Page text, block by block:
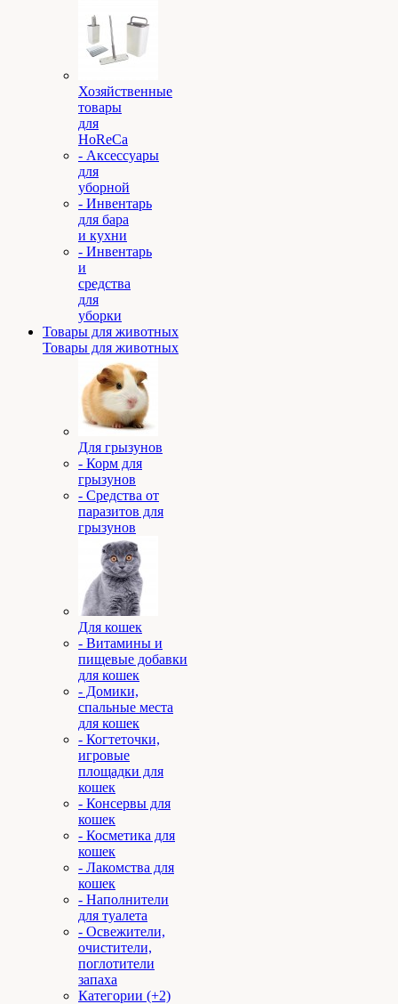
Хозяйственные
товары
для
HoReCa
- Аксессуары
для
уборной
- Инвентарь
для бара
и кухни
- Инвентарь
и
средства
для
уборки
Товары для животных
Товары для животных
Для грызунов
- Корм для
грызунов
- Средства от
паразитов для
грызунов
Для кошек
- Витамины и
пищевые добавки
для кошек
- Домики,
спальные места
для кошек
- Когтеточки,
игровые
площадки для
кошек
- Консервы для
кошек
- Косметика для
кошек
- Лакомства для
кошек
- Наполнители
для туалета
- Освежители,
очистители,
поглотители
запаха
Категории (+2)